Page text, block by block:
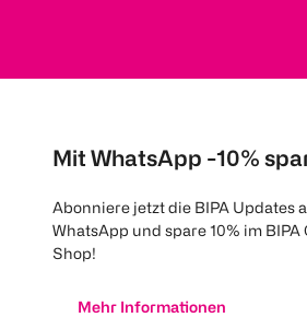
Mit WhatsApp -10%
Abonniere jetzt die BIPA Updates
WhatsApp und spare 10% im BIPA
Shop!
Mehr Informationen